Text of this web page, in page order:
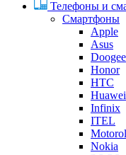
Телефоны и
Смартфоны
Apple
Asus
Doogee
Honor
HTC
Huawei
Infinix
ITEL
Nokia